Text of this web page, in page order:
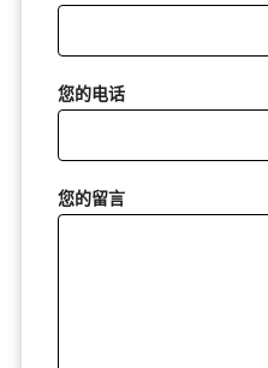
您的电话
您的留言